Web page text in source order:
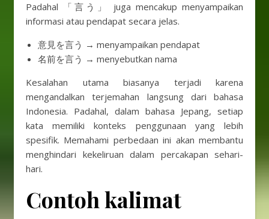
Padahal 「言う」 juga mencakup menyampaikan
informasi atau pendapat secara jelas.
意見を言う → menyampaikan pendapat
名前を言う → menyebutkan nama
Kesalahan utama biasanya terjadi karena
mengandalkan terjemahan langsung dari bahasa
Indonesia. Padahal, dalam bahasa Jepang, setiap
kata memiliki konteks penggunaan yang lebih
spesifik. Memahami perbedaan ini akan membantu
menghindari kekeliruan dalam percakapan sehari-
hari.
Contoh kalimat